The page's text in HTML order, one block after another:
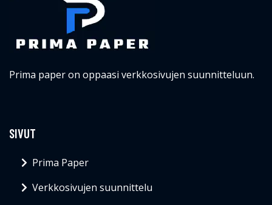
Prima paper on oppaasi verkkosivujen suunnitteluun.
SIVUT
Prima Paper
Verkkosivujen suunnittelu